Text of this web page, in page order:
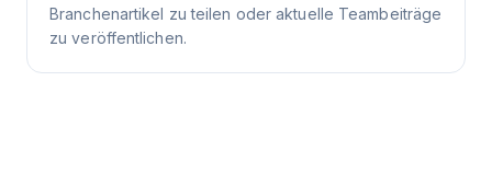
Branchenartikel zu teilen oder aktuelle Teambeiträge
zu veröffentlichen.